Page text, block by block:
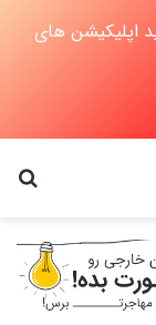
اپلیکیشن های